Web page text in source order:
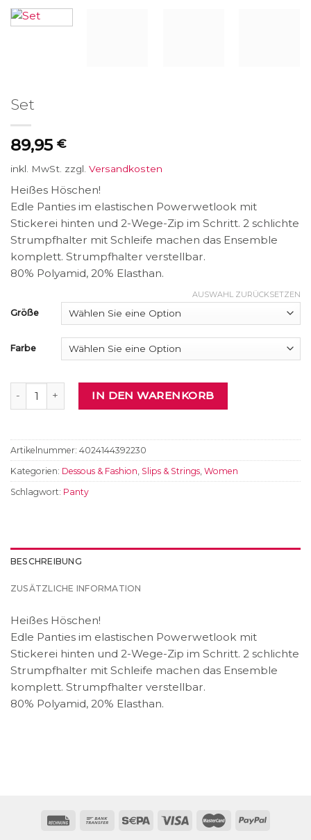
Set
89,95 €
inkl. MwSt. zzgl. Versandkosten
Heißes Höschen!
Edle Panties im elastischen Powerwetlook mit
Stickerei hinten und 2-Wege-Zip im Schritt. 2 schlichte
Strumpfhalter mit Schleife machen das Ensemble
komplett. Strumpfhalter verstellbar.
80% Polyamid, 20% Elasthan.
Größe
Farbe
AUSWAHL ZURÜCKSETZEN
Set Menge IN DEN WARENKORB
Artikelnummer: 4024144392230
Kategorien: Dessous & Fashion Slips & Strings Women
Schlagwort: Panty
BESCHREIBUNG
ZUSÄTZLICHE INFORMATION
Heißes Höschen!
Edle Panties im elastischen Powerwetlook mit
Stickerei hinten und 2-Wege-Zip im Schritt. 2 schlichte
Strumpfhalter mit Schleife machen das Ensemble
komplett. Strumpfhalter verstellbar.
80% Polyamid, 20% Elasthan.